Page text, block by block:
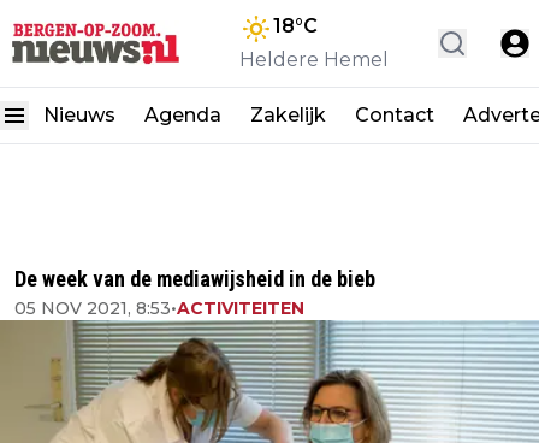
18°C
Heldere Hemel
Nieuws Agenda Zakelijk Contact
De week van de mediawijsheid in de bieb
05 NOV 2021, 8:53•ACTIVITEITEN